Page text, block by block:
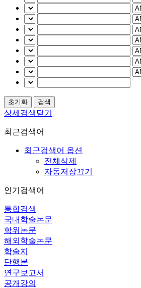
상세검색닫기
최근검색어
최근검색어 옵션
전체삭제
자동저장끄기
인기검색어
통합검색
국내학술논문
학위논문
해외학술논문
학술지
단행본
연구보고서
공개강의